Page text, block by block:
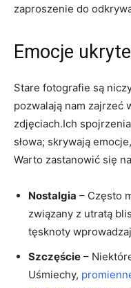
zaproszenie do
Emocje
Stare fotografie są
pozwalają⁤ nam zajrzeć
⁢zdjęciach.Ich
słowa; ​skrywają
Warto zastanowić się
Nostalgia – Często
związany z utratą
tęsknoty
Szczęście –
Uśmiechy,